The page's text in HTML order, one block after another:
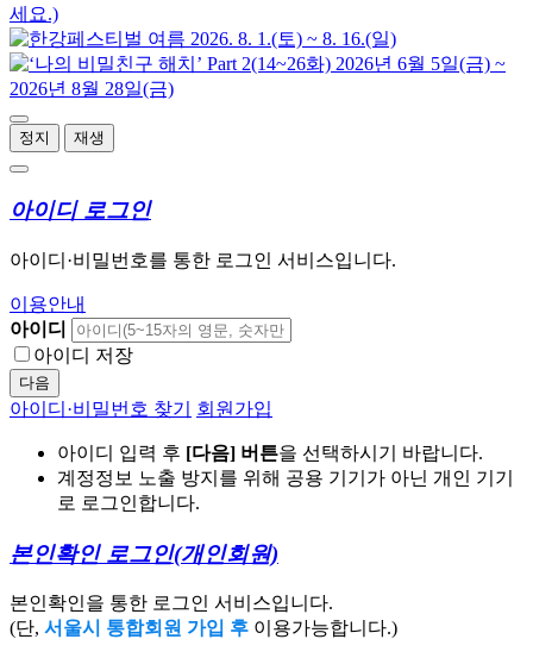
정지 재생
아이디 로그인
아이디·비밀번호를 통한 로그인 서비스입니다.
이용안내
아이디
아이디 저장
다음
아이디·비밀번호 찾기 회원가입
아이디 입력 후 [다음] 버튼을 선택하시기 바랍니다.
계정정보 노출 방지를 위해 공용 기기가 아닌 개인 기기
로 로그인합니다.
본인확인 로그인(개인회원)
본인확인을 통한 로그인 서비스입니다.
(단, 서울시 통합회원 가입 후 이용가능합니다.)